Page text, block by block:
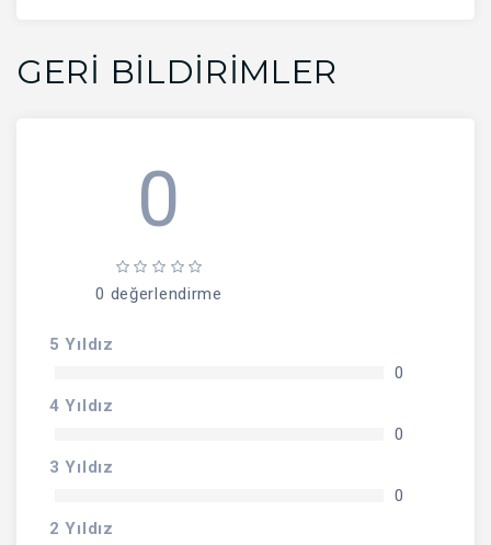
GERI BILDIRIMLER
0
0 değerlendirme
5 Yıldız
0
4 Yıldız
0
3 Yıldız
0
2 Yıldız